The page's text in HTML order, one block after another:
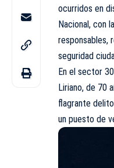
ocurridos en
Nacional, con
responsables,
seguridad
En el sector
Liriano, de 70
flagrante
un puesto de